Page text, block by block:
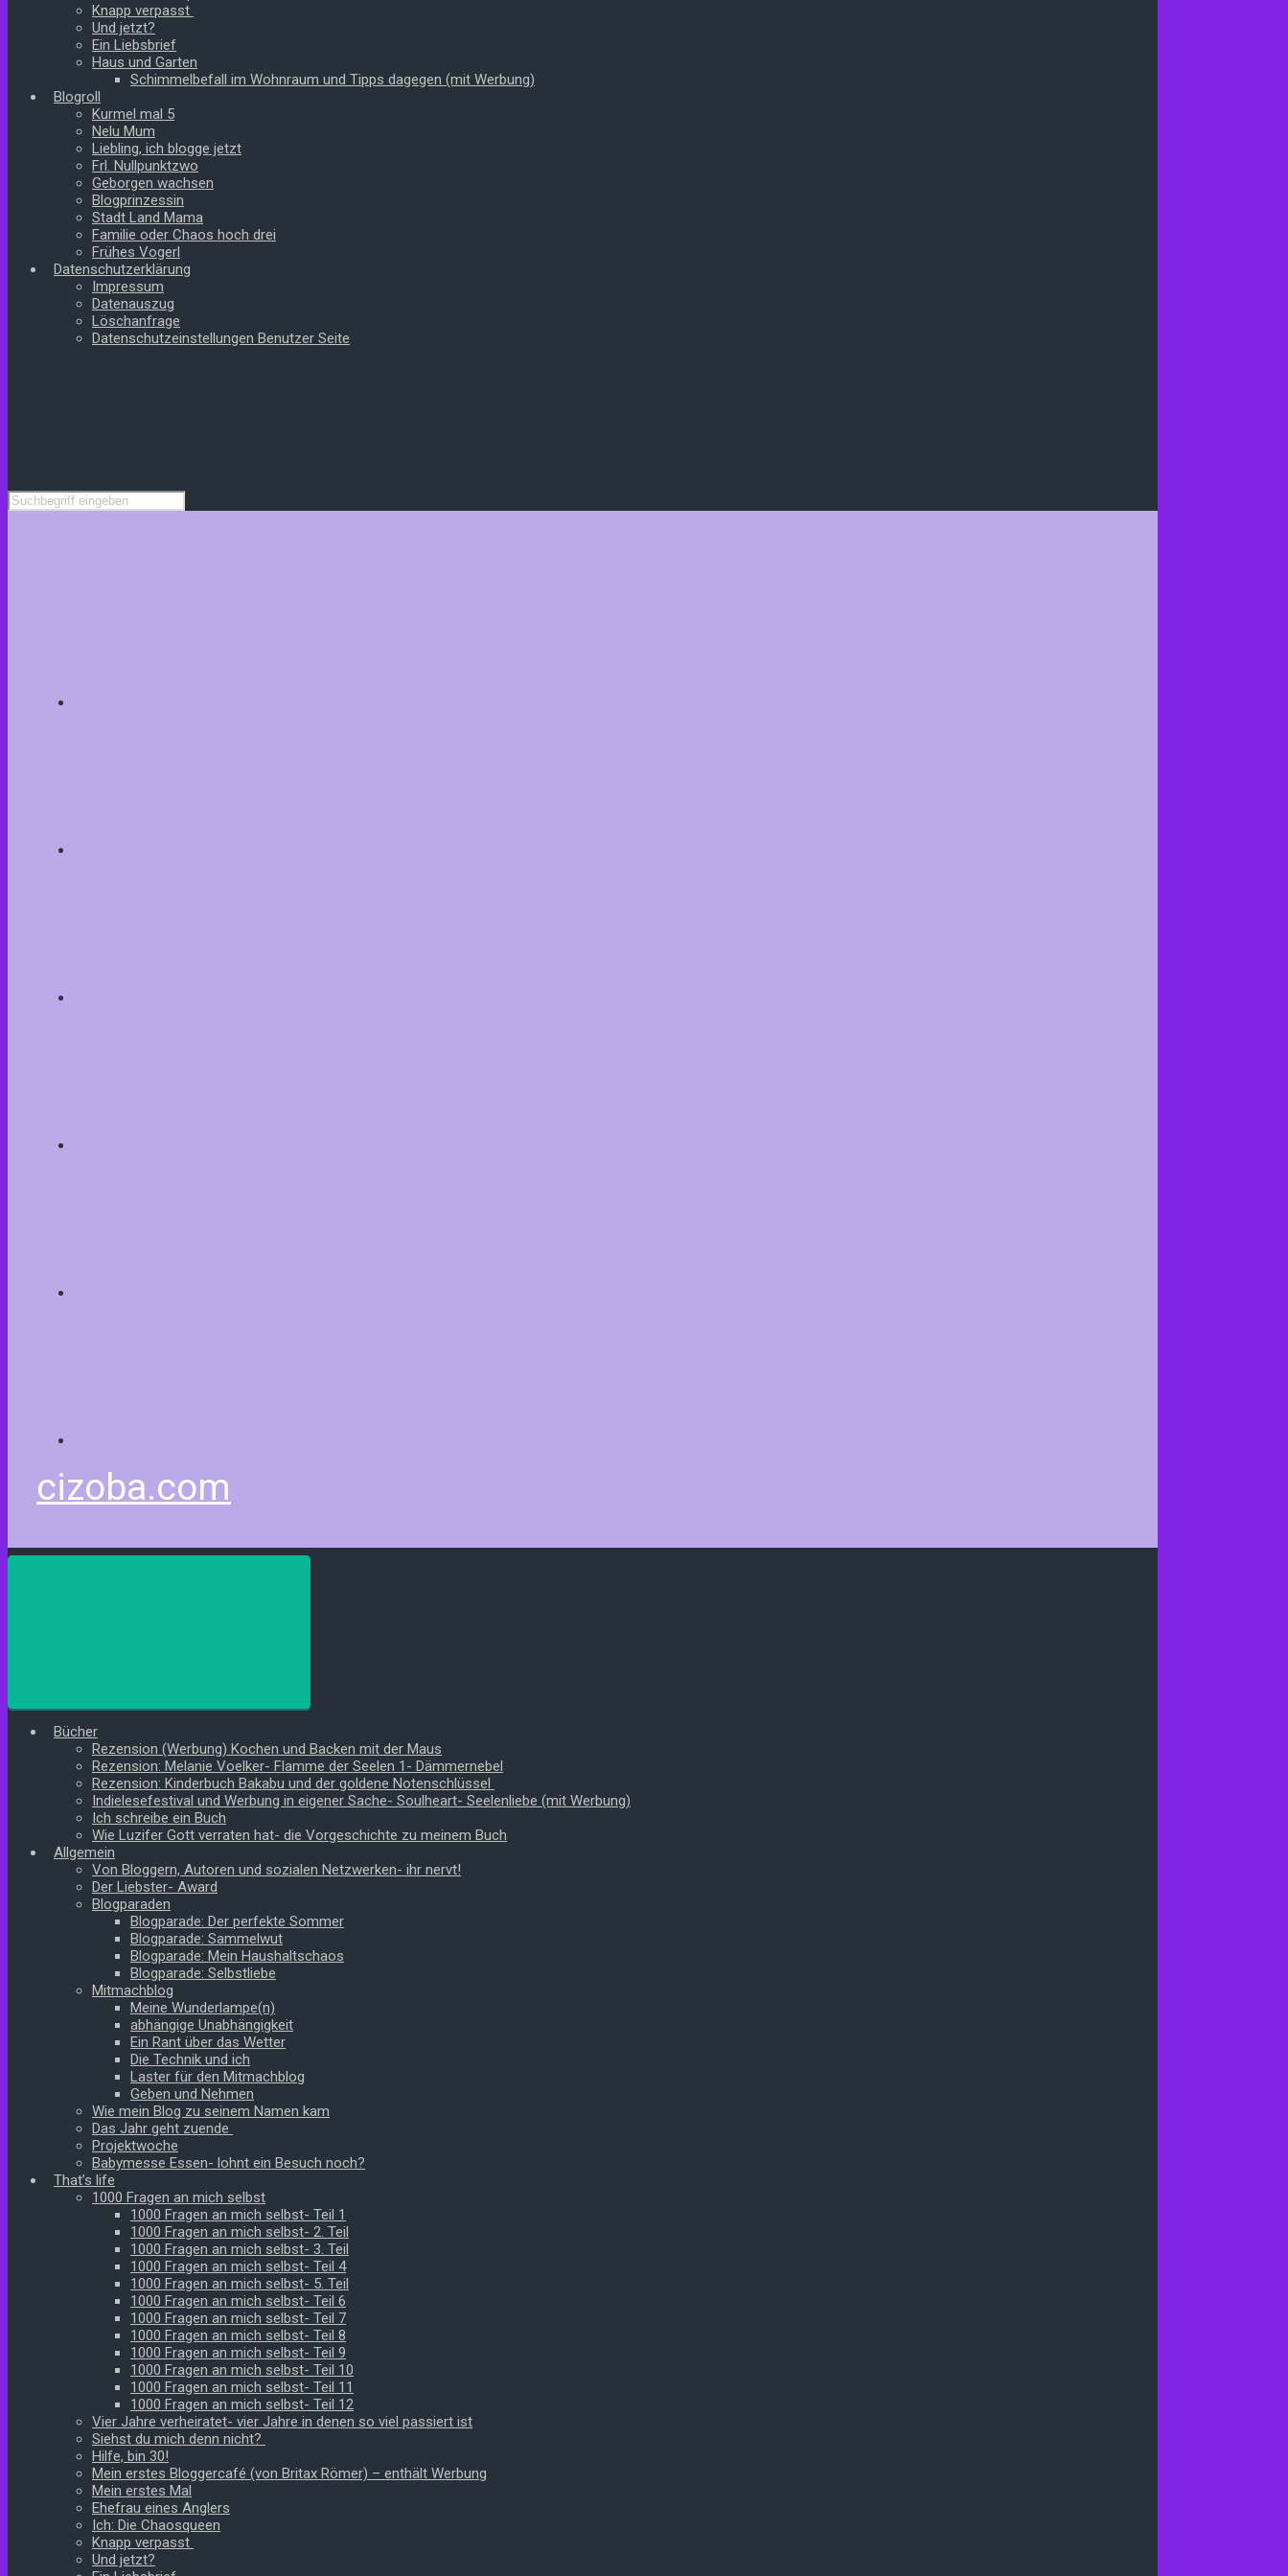
Knapp verpasst
Und jetzt?
Ein Liebsbrief
Haus und Garten
Schimmelbefall im Wohnraum und Tipps dagegen (mit Werbung)
Blogroll
Kurmel mal 5
Nelu Mum
Liebling, ich blogge jetzt
Frl. Nullpunktzwo
Geborgen wachsen
Blogprinzessin
Stadt Land Mama
Familie oder Chaos hoch drei
Frühes Vogerl
Datenschutzerklärung
Impressum
Datenauszug
Löschanfrage
Datenschutzeinstellungen Benutzer Seite
cizoba.com
Bücher
Rezension (Werbung) Kochen und Backen mit der Maus
Rezension: Melanie Voelker- Flamme der Seelen 1- Dämmernebel
Rezension: Kinderbuch Bakabu und der goldene Notenschlüssel
Indielesefestival und Werbung in eigener Sache- Soulheart- Seelenliebe (mit Werbung)
Ich schreibe ein Buch
Wie Luzifer Gott verraten hat- die Vorgeschichte zu meinem Buch
Allgemein
Von Bloggern, Autoren und sozialen Netzwerken- ihr nervt!
Der Liebster- Award
Blogparaden
Blogparade: Der perfekte Sommer
Blogparade: Sammelwut
Blogparade: Mein Haushaltschaos
Blogparade: Selbstliebe
Mitmachblog
Meine Wunderlampe(n)
abhängige Unabhängigkeit
Ein Rant über das Wetter
Die Technik und ich
Laster für den Mitmachblog
Geben und Nehmen
Wie mein Blog zu seinem Namen kam
Das Jahr geht zuende
Projektwoche
Babymesse Essen- lohnt ein Besuch noch?
That’s life
1000 Fragen an mich selbst
1000 Fragen an mich selbst- Teil 1
1000 Fragen an mich selbst- 2. Teil
1000 Fragen an mich selbst- 3. Teil
1000 Fragen an mich selbst- Teil 4
1000 Fragen an mich selbst- 5. Teil
1000 Fragen an mich selbst- Teil 6
1000 Fragen an mich selbst- Teil 7
1000 Fragen an mich selbst- Teil 8
1000 Fragen an mich selbst- Teil 9
1000 Fragen an mich selbst- Teil 10
1000 Fragen an mich selbst- Teil 11
1000 Fragen an mich selbst- Teil 12
Vier Jahre verheiratet- vier Jahre in denen so viel passiert ist
Siehst du mich denn nicht?
Hilfe, bin 30!
Mein erstes Bloggercafé (von Britax Römer) – enthält Werbung
Mein erstes Mal
Ehefrau eines Anglers
Ich: Die Chaosqueen
Knapp verpasst
Und jetzt?